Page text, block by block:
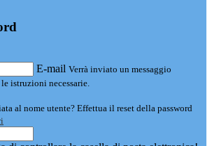
E-mail Verrà inviato un messaggio
istruzioni necessarie.
al nome utente? Effettua il reset della password